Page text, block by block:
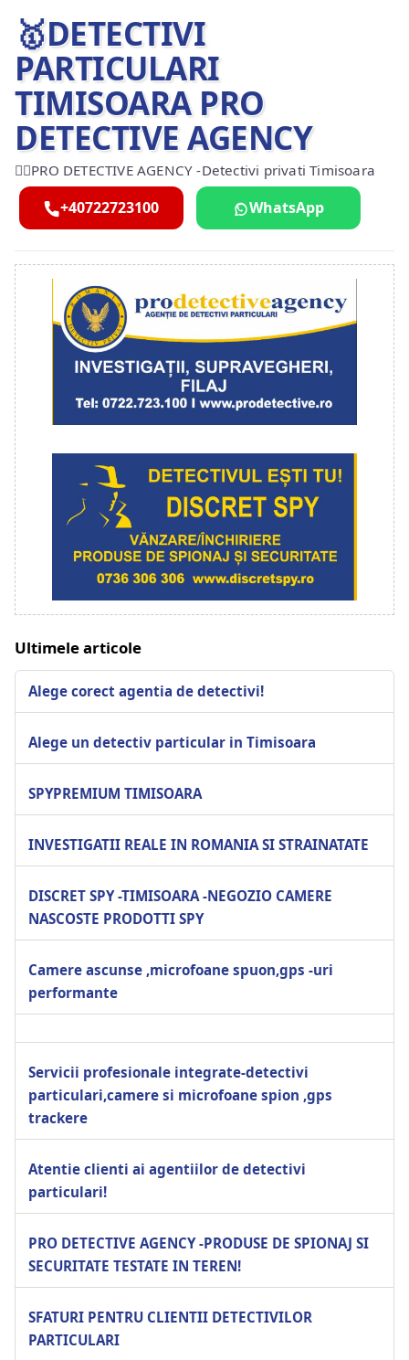
🥇DETECTIVI
PARTICULARI
TIMISOARA PRO
DETECTIVE AGENCY
🕵️‍♂️PRO DETECTIVE AGENCY -Detectivi privati Timisoara
+40722723100 WhatsApp
Ultimele articole
Alege corect agentia de detectivi!
Alege un detectiv particular in Timisoara
SPYPREMIUM TIMISOARA
INVESTIGATII REALE IN ROMANIA SI STRAINATATE
DISCRET SPY -TIMISOARA -NEGOZIO CAMERE
NASCOSTE PRODOTTI SPY
Camere ascunse ,microfoane spuon,gps -uri
performante
Servicii profesionale integrate-detectivi
particulari,camere si microfoane spion ,gps
trackere
Atentie clienti ai agentiilor de detectivi
particulari!
PRO DETECTIVE AGENCY -PRODUSE DE SPIONAJ SI
SECURITATE TESTATE IN TEREN!
SFATURI PENTRU CLIENTII DETECTIVILOR
PARTICULARI